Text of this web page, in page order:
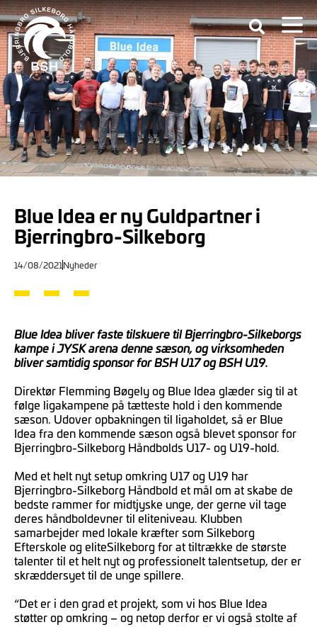
Blue Idea er ny Guldpartner i
Bjerringbro-Silkeborg
14/08/2021Nyheder
Blue Idea bliver faste tilskuere til Bjerringbro-Silkeborgs
kampe i JYSK arena denne sæson, og virksomheden
bliver samtidig sponsor for BSH U17 og BSH U19.
Direktør Flemming Bøgely og Blue Idea glæder sig til at
følge ligakampene på tætteste hold i den kommende
sæson. Udover opbakningen til ligaholdet, så er Blue
Idea fra den kommende sæson også blevet sponsor for
Bjerringbro-Silkeborg Håndbolds U17- og U19-hold.
Med et helt nyt setup omkring U17 og U19 har
Bjerringbro-Silkeborg Håndbold et mål om at skabe de
bedste rammer for midtjyske unge, der gerne vil tage
deres håndboldevner til eliteniveau. Klubben
samarbejder med lokale kræfter som Silkeborg
Efterskole og eliteSilkeborg for at tiltrække de største
talenter til et helt nyt og professionelt talentsetup, der er
skræddersyet til de unge spillere.
“Det er i den grad et projekt, som vi hos Blue Idea
støtter op omkring – og netop derfor er vi også stolte af